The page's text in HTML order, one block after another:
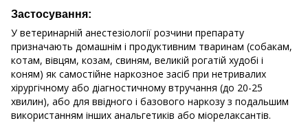
Застосування:
У ветеринарній анестезіології розчини препарату
призначають домашнім і продуктивним тваринам (собакам,
котам, вівцям, козам, свиням, великій рогатій худобі і
коням) як самостійне наркозное засіб при нетривалих
хірургічному або діагностичному втручання (до 20-25
хвилин), або для ввідного і базового наркозу з подальшим
використанням інших анальгетиків або міорелаксантів.